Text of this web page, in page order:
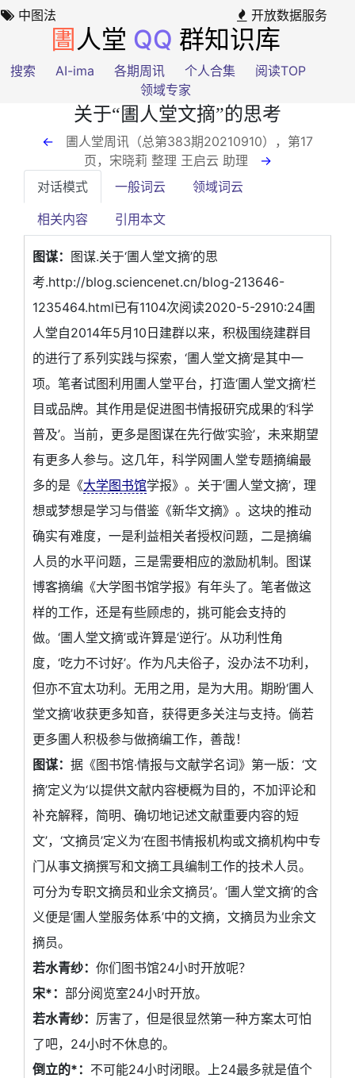
中图法 开放数据服务
圕 人堂 QQ 群知识库
搜索 AI-ima 各期周讯 个人合集
阅读TOP
领域专家
关于“圕人堂文摘”的思考
←
圕人堂周讯（总第383期20210910），第17
页 ，宋晓莉 整理 王启云 助理
→
对话模式
一般词云 领域词云
相关内容 引用本文
图谋： 图谋.关于‘圕人堂文摘’的思
考.http://blog.sciencenet.cn/blog-213646-
1235464.html已有1104次阅读2020-5-2910:24圕
人堂自2014年5月10日建群以来，积极围绕建群目
的进行了系列实践与探索，‘圕人堂文摘’是其中一
项。笔者试图利用圕人堂平台，打造‘圕人堂文摘’栏
目或品牌。其作用是促进图书情报研究成果的‘科学
普及’。当前，更多是图谋在先行做‘实验’，未来期望
有更多人参与。这几年，科学网圕人堂专题摘编最
多的是《大学图书馆学报》。关于‘圕人堂文摘’，理
想或梦想是学习与借鉴《新华文摘》。这块的推动
确实有难度，一是利益相关者授权问题，二是摘编
人员的水平问题，三是需要相应的激励机制。图谋
博客摘编《大学图书馆学报》有年头了。笔者做这
样的工作，还是有些顾虑的，挑可能会支持的
做。‘圕人堂文摘’或许算是‘逆行’。从功利性角
度，‘吃力不讨好’。作为凡夫俗子，没办法不功利，
但亦不宜太功利。无用之用，是为大用。期盼‘圕人
堂文摘’收获更多知音，获得更多关注与支持。倘若
更多圕人积极参与做摘编工作，善哉！
图谋： 据《图书馆·情报与文献学名词》第一版：‘文
摘’定义为‘以提供文献内容梗概为目的，不加评论和
补充解释，简明、确切地记述文献重要内容的短
文’，‘文摘员’定义为‘在图书情报机构或文摘机构中专
门从事文摘撰写和文摘工具编制工作的技术人员。
可分为专职文摘员和业余文摘员’。‘圕人堂文摘’的含
义便是‘圕人堂服务体系’中的文摘，文摘员为业余文
摘员。
若水青纱： 你们图书馆24小时开放呢？
宋*： 部分阅览室24小时开放。
若水青纱： 厉害了，但是很显然第一种方案太可怕
了吧，24小时不休息的。
倒立的*： 不可能24小时闭眼。上24最多就是值个